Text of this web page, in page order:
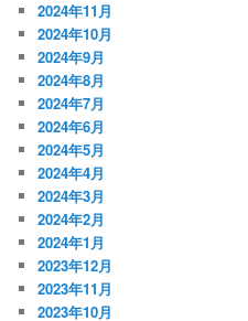
2024年11月
2024年10月
2024年9月
2024年8月
2024年7月
2024年6月
2024年5月
2024年4月
2024年3月
2024年2月
2024年1月
2023年12月
2023年11月
2023年10月